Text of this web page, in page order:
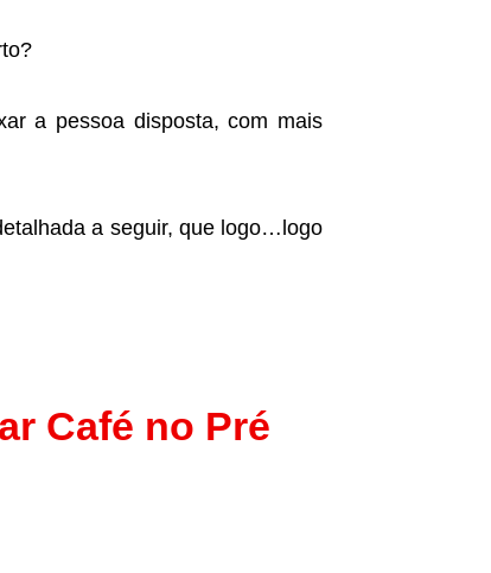
a pessoa disposta, com mais
a seguir, que logo…logo
Café no Pré